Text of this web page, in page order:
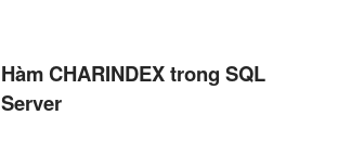
Hàm CHARINDEX trong SQL
Server